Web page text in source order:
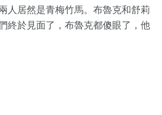
人居然是青梅竹馬。布魯克和舒莉
終於見面了，布魯克都傻眼了，他